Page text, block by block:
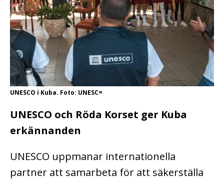
UNESCO i Kuba. Foto: UNESC=
UNESCO och Röda Korset ger Kuba
erkännanden
UNESCO uppmanar internationella
partner att samarbeta för att säkerställa